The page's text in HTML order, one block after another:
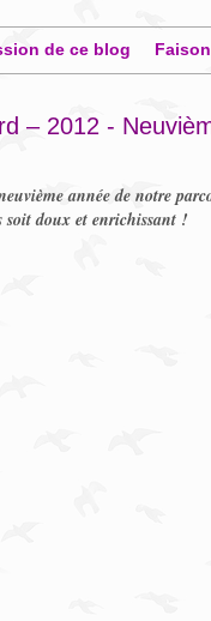
de ce blog
– 2012 -
année de notre
soit doux et enrichissant !